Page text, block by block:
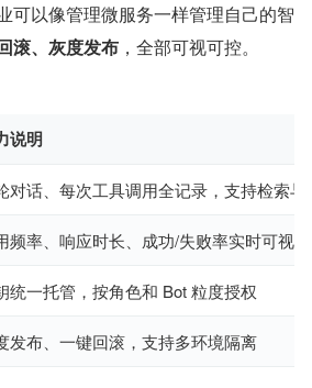
可以像管理微服务一样管理自己的智
滚、灰度发布 ，全部可视可控。
说明
对话、每次工具调用全记录，支持检索与
频率、响应时长、成功/失败率实时可视化
统一托管，按角色和 Bot 粒度授权
发布、一键回滚，支持多环境隔离